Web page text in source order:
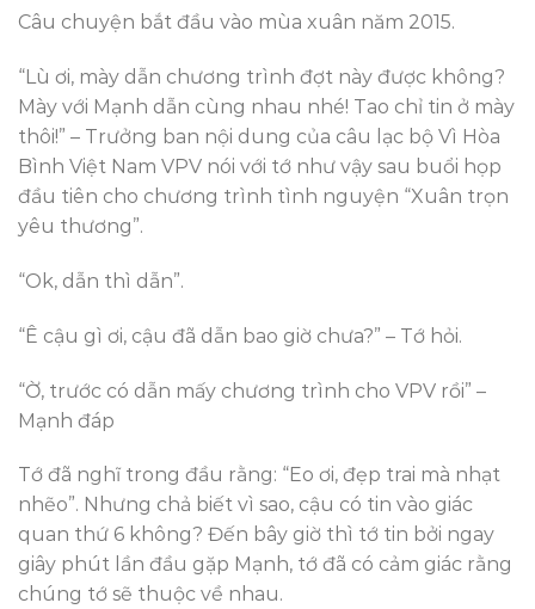
Câu chuyện bắt đầu vào mùa xuân năm 2015.
“Lù ơi, mày dẫn chương trình đợt này được không?
Mày với Mạnh dẫn cùng nhau nhé! Tao chỉ tin ở mày
thôi!” – Trưởng ban nội dung của câu lạc bộ Vì Hòa
Bình Việt Nam VPV nói với tớ như vậy sau buổi họp
đầu tiên cho chương trình tình nguyện “Xuân trọn
yêu thương”.
“Ok, dẫn thì dẫn”.
“Ê cậu gì ơi, cậu đã dẫn bao giờ chưa?” – Tớ hỏi.
“Ờ, trước có dẫn mấy chương trình cho VPV rồi” –
Mạnh đáp
Tớ đã nghĩ trong đầu rằng: “Eo ơi, đẹp trai mà nhạt
nhẽo”. Nhưng chả biết vì sao, cậu có tin vào giác
quan thứ 6 không? Đến bây giờ thì tớ tin bởi ngay
giây phút lần đầu gặp Mạnh, tớ đã có cảm giác rằng
chúng tớ sẽ thuộc về nhau.